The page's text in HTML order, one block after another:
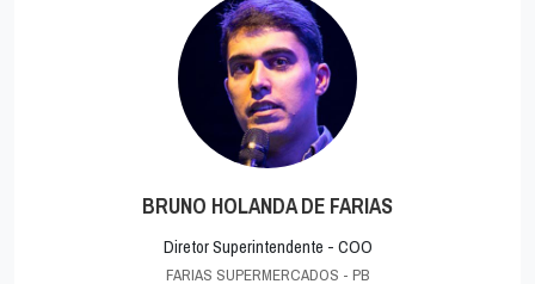
BRUNO HOLANDA DE FARIAS
Diretor Superintendente - COO
FARIAS SUPERMERCADOS - PB